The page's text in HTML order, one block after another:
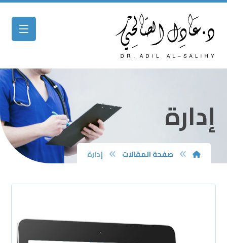
إدارة
صفحة المقالات إدارة